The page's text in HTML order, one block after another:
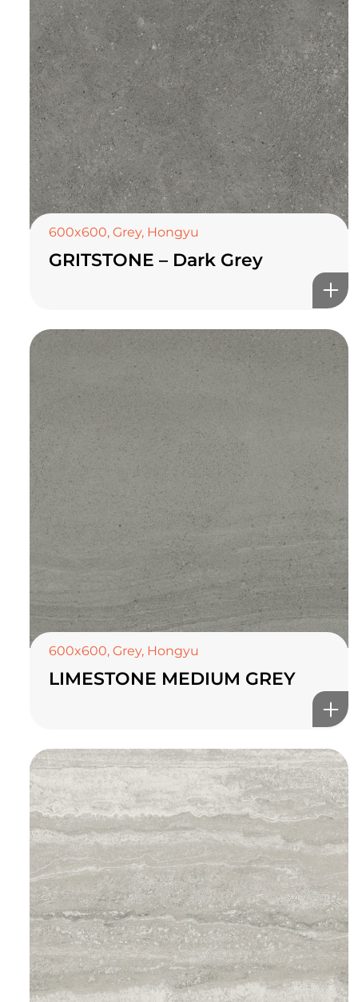
600x600, Grey, Hongyu
GRITSTONE – Dark Grey
600x600, Grey, Hongyu
LIMESTONE MEDIUM GREY
TOP CERAMICSБайгалын өнгө тансаг
мэдрэмжийг таны орчинд